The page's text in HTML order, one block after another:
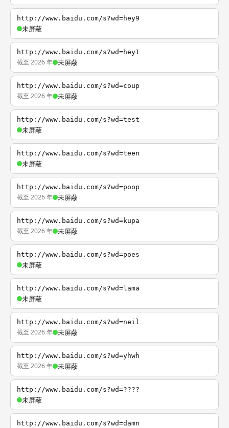
http://www.baidu.com/s?wd=hey9
未屏蔽
http://www.baidu.com/s?wd=hey1
截至 2026 年 未屏蔽
http://www.baidu.com/s?wd=coup
截至 2026 年 未屏蔽
http://www.baidu.com/s?wd=test
未屏蔽
http://www.baidu.com/s?wd=teen
未屏蔽
http://www.baidu.com/s?wd=poop
截至 2026 年 未屏蔽
http://www.baidu.com/s?wd=kupa
截至 2026 年 未屏蔽
http://www.baidu.com/s?wd=poes
未屏蔽
http://www.baidu.com/s?wd=lama
未屏蔽
http://www.baidu.com/s?wd=neil
截至 2026 年 未屏蔽
http://www.baidu.com/s?wd=yhwh
截至 2026 年 未屏蔽
http://www.baidu.com/s?wd=????
未屏蔽
http://www.baidu.com/s?wd=damn